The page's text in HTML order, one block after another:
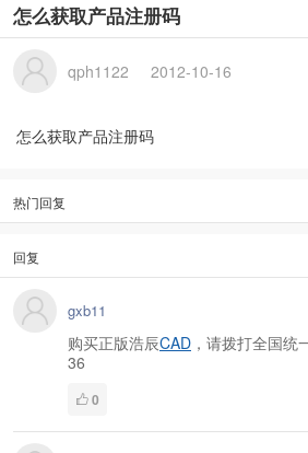
怎么获取产品注册码
qph1122 2012-10-16
怎么获取产品注册码
热门回复
回复
gxb11
购买正版浩辰CAD ，请拨打全国
36
0